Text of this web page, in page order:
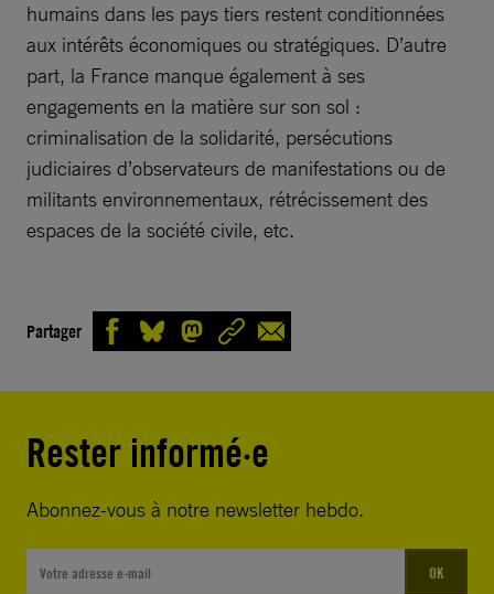
humains dans les pays tiers restent conditionnées
aux intérêts économiques ou stratégiques. D’autre
part, la France manque également à ses
engagements en la matière sur son sol :
criminalisation de la solidarité, persécutions
judiciaires d’observateurs de manifestations ou de
militants environnementaux, rétrécissement des
espaces de la société civile, etc.
Partager
Rester informé·e
Abonnez-vous à notre newsletter hebdo.
OK